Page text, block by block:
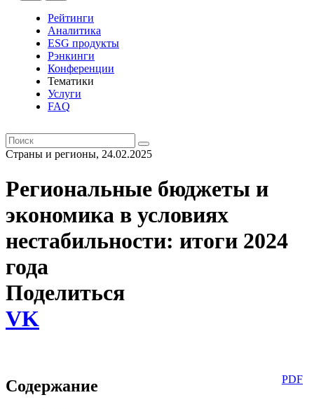
Рейтинги
Аналитика
ESG продукты
Рэнкинги
Конференции
Тематики
Услуги
FAQ
Страны и регионы, 24.02.2025
Региональные бюджеты и
экономика в условиях
нестабильности: итоги 2024
года
Поделиться
VK
PDF
Содержание